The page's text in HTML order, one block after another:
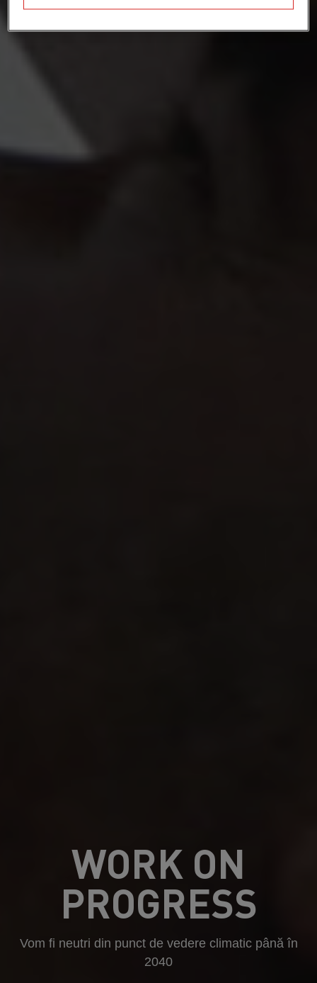
WORK ON
PROGRESS
Vom fi neutri din punct de vedere climatic până în
2040